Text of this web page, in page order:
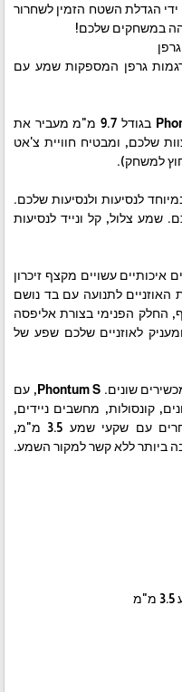
ידי הגדלת השטח הזמין לשחרור
במשחקים שלכם!
בדיפרגמות גרפן המספקות שמע עם
מיקרופון קרדיואידי פרימיום של Phontum S בגודל 9.7 מ"מ מעביר את
שלכם, ומבטיח חוויית צ'אט
למשחק).
לנסיעות ולנסיעות שלכם.
שמע צלול, קל ונייד לנסיעות
איכותיים עשויים מקצף זיכרון
לתנועה עם בד נושם
החלק הפנימי בצורת אליפסה
לאוזניים שלכם שפע של
אין עוד צורך לסחוב אוזניות שונות עבור מכשירים שונים. Phontum S, עם
טלפונים, קונסולות, מחשבים ניידים,
מחשבים שולחניים ומכשירים רבים אחרים עם שקעי שמע 3.5 מ"מ,
ביותר ללא קשר למקור השמע.